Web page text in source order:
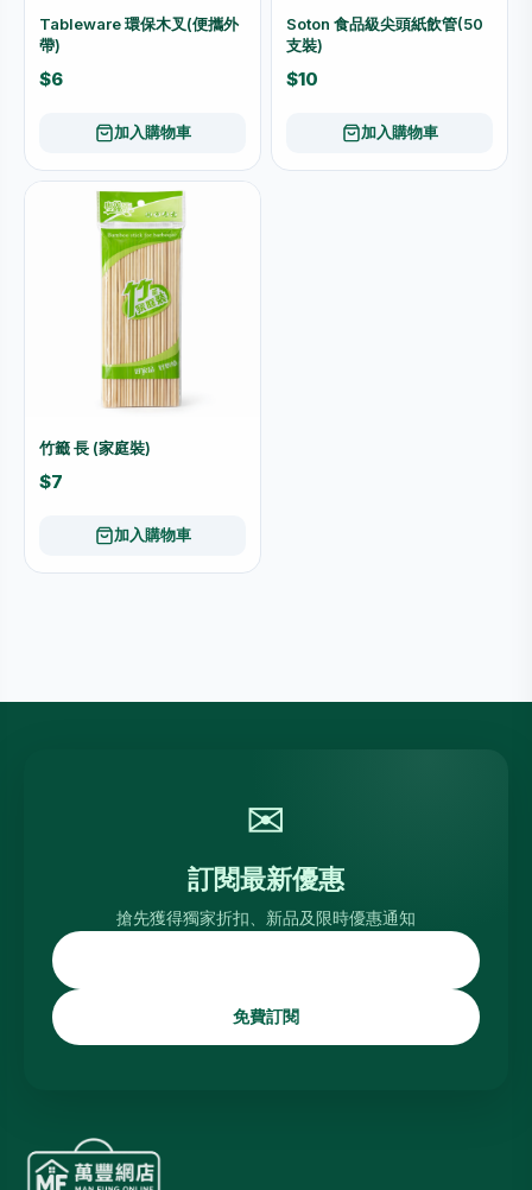
Tableware 環保木叉(便攜外
帶)
$6
加入購物車
Soton 食品級尖頭紙飲管(50
支裝)
$10
加入購物車
竹籤 長 (家庭裝)
$7
加入購物車
✉
訂閱最新優惠
搶先獲得獨家折扣、新品及限時優惠通知
免費訂閱